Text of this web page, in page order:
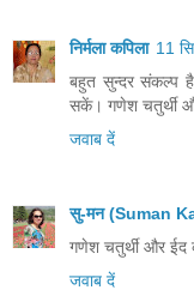
निर्मला कपिला 11
बहुत सुन्दर संकल्प
सकें। गणेश चतुर्थी
जवाब दें
सु-मन (Suman
गणेश चतुर्थी और ईद
जवाब दें